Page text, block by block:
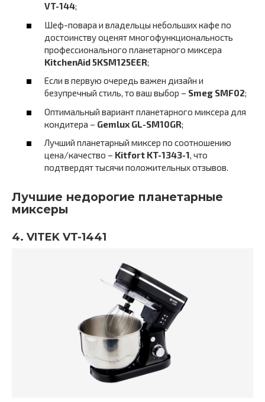
VT-144;
Шеф-повара и владельцы небольших кафе по
достоинству оценят многофункциональность
профессионального планетарного миксера
KitchenAid 5KSM125EER;
Если в первую очередь важен дизайн и
безупречный стиль, то ваш выбор – Smeg SMF02;
Оптимальный вариант планетарного миксера для
кондитера – Gemlux GL-SM10GR;
Лучший планетарный миксер по соотношению
цена/качество – Kitfort KT-1343-1, что
подтвердят тысячи положительных отзывов.
Лучшие недорогие планетарные
миксеры
4. VITEK VT-1441